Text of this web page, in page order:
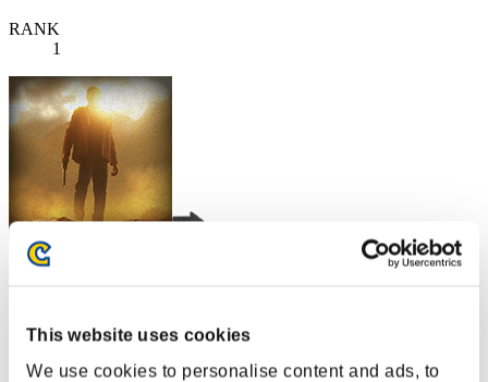
This website uses cookies
We use cookies to personalise content and ads, to
RANK
1
RaDa
RANK
1